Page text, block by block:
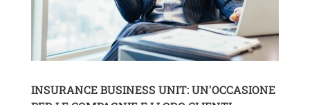
INSURANCE BUSINESS UNIT: UN’OCCASIONE